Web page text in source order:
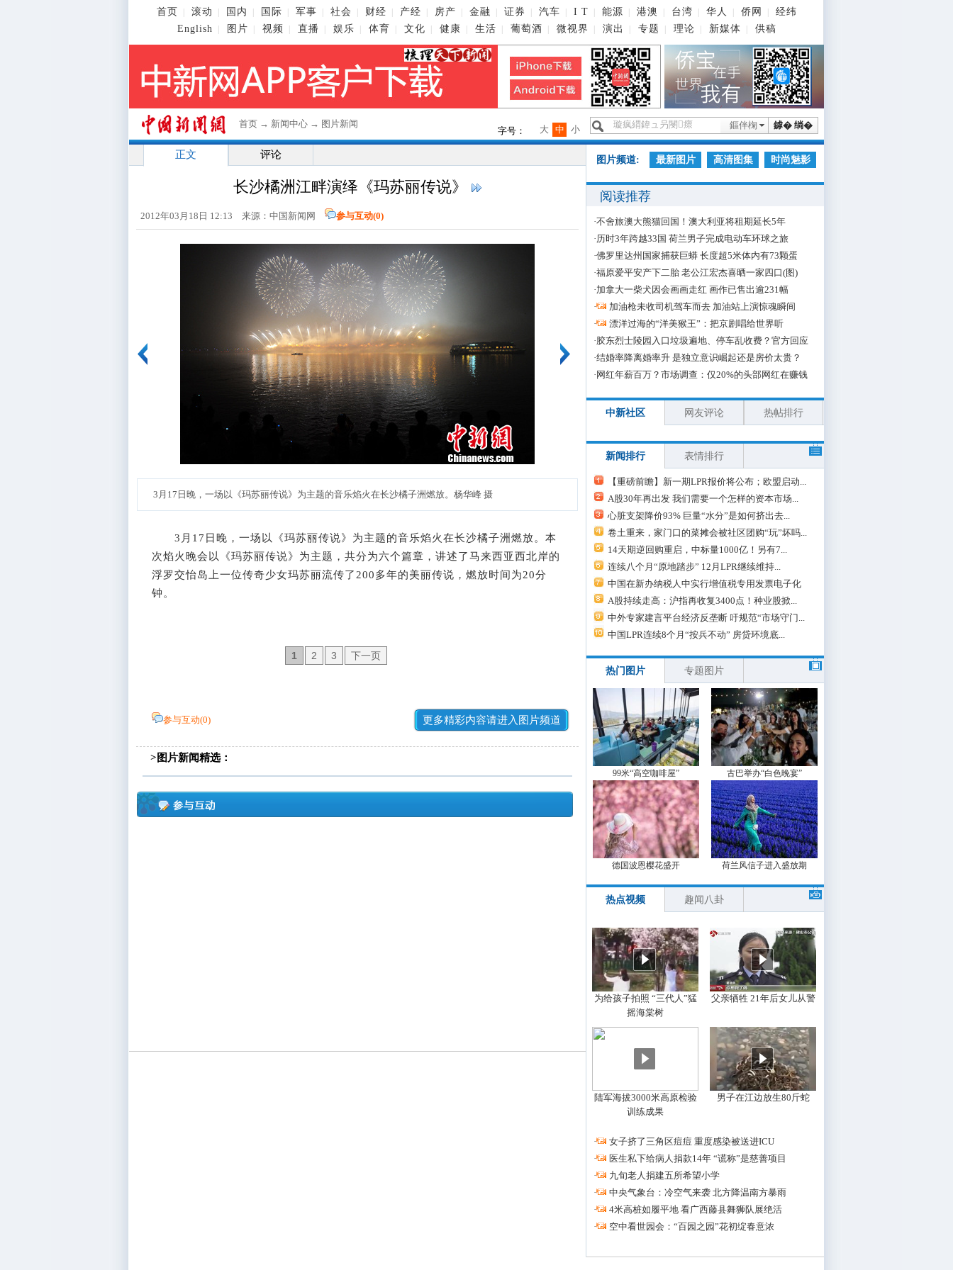
首页 滚动 国内 国际 军事 社会 财经 产经 房产 金融 证券 汽车 I T 能源 港澳 台湾 华人 侨网
经纬
English
图片 视频 直播 娱乐 体育 文化 健康 生活 葡萄酒 微视界 演出 专题 理论 新媒体 供稿
首页 → 新闻中心 → 图片新闻 鎼� 绱�
鏂伴椈
字号： 小
中
大
正文 评论
长沙橘洲江畔演绎《玛苏丽传说》
2012年03月18日 12:13 来源：中国新闻网 参与互动(0)
3月17日晚，一场以《玛苏丽传说》为主题的音乐焰火在长沙橘子洲燃放。杨华峰 摄
3月17日晚，一场以《玛苏丽传说》为主题的音乐焰火在长沙橘子洲燃放。本
次焰火晚会以《玛苏丽传说》为主题，共分为六个篇章，讲述了马来西亚西北岸的
浮罗交怡岛上一位传奇少女玛苏丽流传了200多年的美丽传说，燃放时间为20分
钟。
1 2 3 下一页
参与互动(0) 更多精彩内容请进入图片频道
>图片新闻精选：
图片频道: 最新图片 高清图集 时尚魅影
阅读推荐
·不舍旅澳大熊猫回国！澳大利亚将租期延长5年
·历时3年跨越33国 荷兰男子完成电动车环球之旅
·佛罗里达州国家捕获巨蟒 长度超5米体内有73颗蛋
·福原爱平安产下二胎 老公江宏杰喜晒一家四口(图)
·加拿大一柴犬因会画画走红 画作已售出逾231幅
·
加油枪未收司机驾车而去 加油站上演惊魂瞬间
·
漂洋过海的“洋美猴王”：把京剧唱给世界听
·胶东烈士陵园入口垃圾遍地、停车乱收费？官方回应
·结婚率降离婚率升 是独立意识崛起还是房价太贵？
· 网红年薪百万？市场调查：仅20%的头部网红在赚钱
中新社区 网友评论 热帖排行
新闻排行 表情排行
【重磅前瞻】新一期LPR报价将公布；欧盟启动...
A股30年再出发 我们需要一个怎样的资本市场...
心脏支架降价93% 巨量“水分”是如何挤出去...
卷土重来，家门口的菜摊会被社区团购“玩”坏吗...
14天期逆回购重启，中标量1000亿！另有7...
连续八个月“原地踏步” 12月LPR继续维持...
中国在新办纳税人中实行增值税专用发票电子化
A股持续走高：沪指再收复3400点！种业股掀...
中外专家建言平台经济反垄断 吁规范“市场守门...
中国LPR连续8个月“按兵不动” 房贷环境底...
热门图片 专题图片
99米“高空咖啡屋” 古巴举办“白色晚宴”
德国波恩樱花盛开 荷兰风信子进入盛放期
热点视频 趣闻八卦
为给孩子拍照 “三代人”猛
摇海棠树
父亲牺牲 21年后女儿从警
陆军海拔3000米高原检验
训练成果
男子在江边放生80斤蛇
·
女子挤了三角区痘痘 重度感染被送进ICU
·
医生私下给病人捐款14年 “谎称”是慈善项目
·
九旬老人捐建五所希望小学
·
中央气象台：冷空气来袭 北方降温南方暴雨
·
4米高桩如履平地 看广西藤县舞狮队展绝活
·
空中看世园会：“百园之园”花初绽春意浓